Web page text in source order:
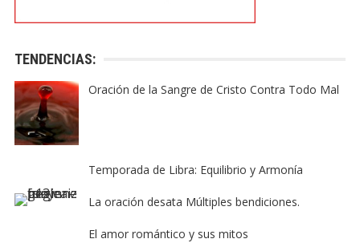
TENDENCIAS:
Oración de la Sangre de Cristo Contra Todo Mal
Temporada de Libra: Equilibrio y Armonía
La oración desata Múltiples bendiciones.
El amor romántico y sus mitos